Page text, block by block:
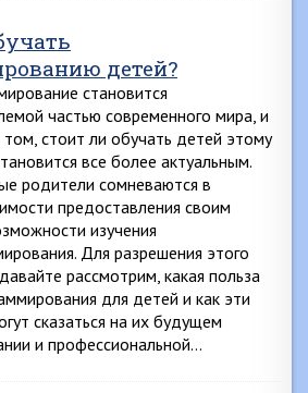
детей?
становится
частью современного мира, и
стоит ли обучать детей этому
все более актуальным.
родители сомневаются в
предоставления своим
изучения
Для разрешения этого
рассмотрим, какая польза
для детей и как эти
сказаться на их будущем
и профессиональной…